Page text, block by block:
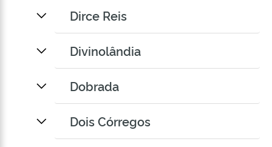
Dirce Reis
Divinolândia
Dobrada
Dois Córregos